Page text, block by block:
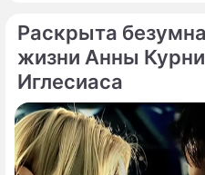
формами, однако ее
спровоцировали
Раскрыта
жизни Анны
Иглесиаса